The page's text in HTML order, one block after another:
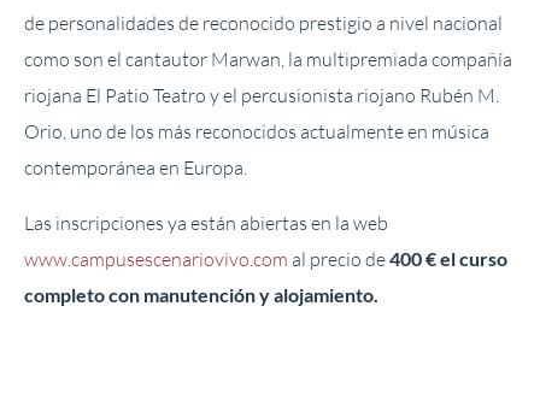
de personalidades de reconocido prestigio a nivel nacional
como son el cantautor Marwan, la multipremiada compañía
riojana El Patio Teatro y el percusionista riojano Rubén M.
Orio, uno de los más reconocidos actualmente en música
contemporánea en Europa.
Las inscripciones ya están abiertas en la web
www.campusescenariovivo.com al precio de400 € el curso
completo con manutención y alojamiento.